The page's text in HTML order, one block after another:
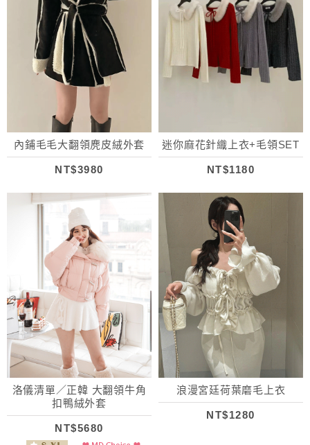
內鋪毛毛大翻領麂皮絨外套
NT$3980
迷你麻花針織上衣+毛領SET
NT$1180
洛儀清單／正韓 大翻領牛角
扣鴨絨外套
NT$5680
浪漫宮廷荷葉磨毛上衣
NT$1280